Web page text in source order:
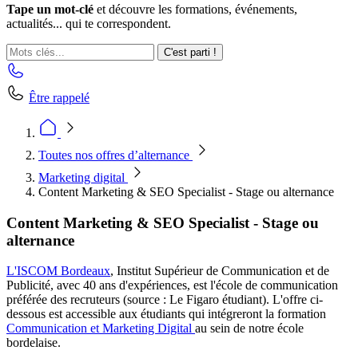
Tape un mot-clé et découvre les formations, événements,
actualités... qui te correspondent.
C'est parti !
Être rappelé
Toutes nos offres d’alternance
Marketing digital
Content Marketing & SEO Specialist - Stage ou alternance
Content Marketing & SEO Specialist - Stage ou
alternance
L'ISCOM Bordeaux, Institut Supérieur de Communication et de
Publicité, avec 40 ans d'expériences, est l'école de communication
préférée des recruteurs (source : Le Figaro étudiant). L'offre ci-
dessous est accessible aux étudiants qui intégreront la formation
Communication et Marketing Digital au sein de notre école
bordelaise.